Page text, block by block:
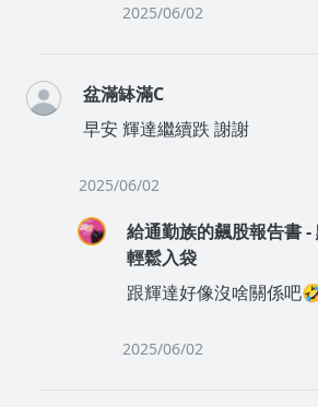
2025/06/02
盆滿缽滿C
早安 輝達繼續跌 謝謝
2025/06/02
給通勤族的飆股報告書 -
輕鬆入袋
跟輝達好像沒啥關係吧
2025/06/02